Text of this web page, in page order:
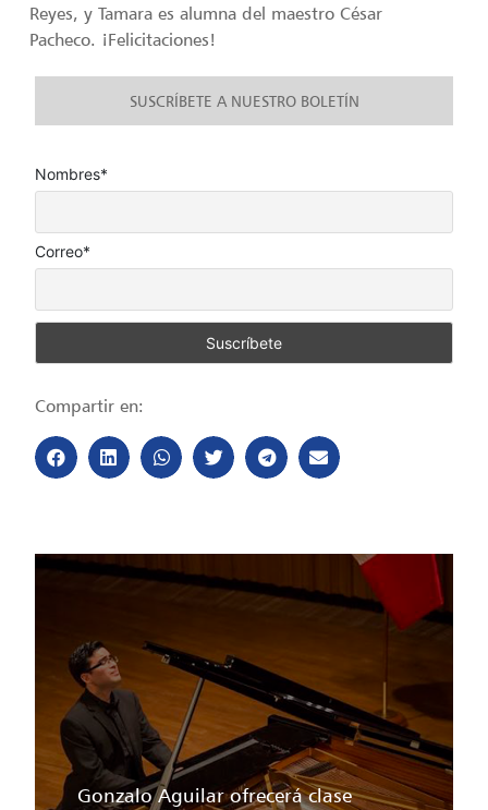
Reyes, y Tamara es alumna del maestro César
Pacheco. ¡Felicitaciones!
SUSCRÍBETE A NUESTRO BOLETÍN
Nombres*
Correo*
Compartir en:
Gonzalo Aguilar ofrecerá clase